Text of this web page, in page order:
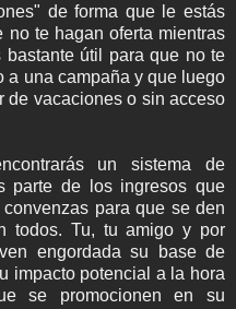
de forma que le estás
te hagan oferta mientras
útil para que no te
a una campaña y que luego
de vacaciones o sin acceso
un sistema de
parte de los ingresos que
para que se den
todos. Tu, tu amigo y por
engordada su base de
impacto potencial a la hora
se promocionen en su